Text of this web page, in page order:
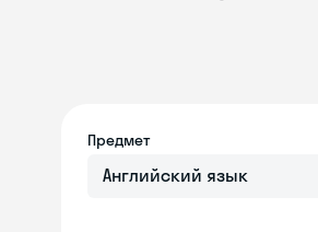
Предмет
Английский язык